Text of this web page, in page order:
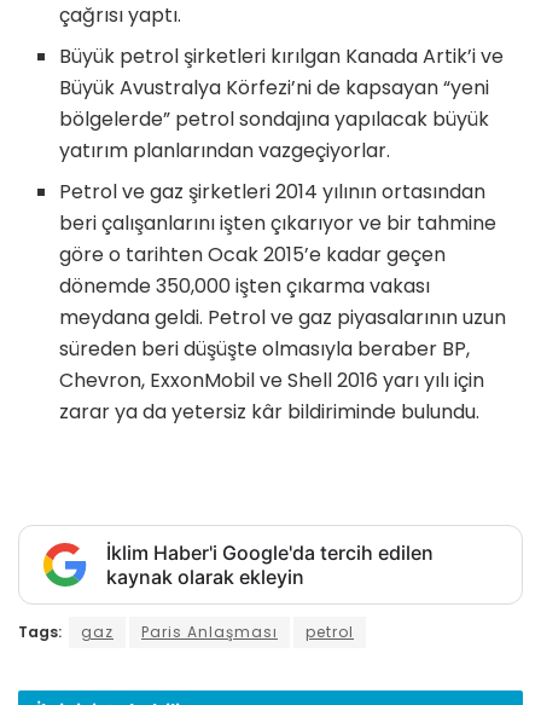
çağrısı yaptı.
Büyük petrol şirketleri kırılgan Kanada Artik’i ve
Büyük Avustralya Körfezi’ni de kapsayan “yeni
bölgelerde” petrol sondajına yapılacak büyük
yatırım planlarından vazgeçiyorlar.
Petrol ve gaz şirketleri 2014 yılının ortasından
beri çalışanlarını işten çıkarıyor ve bir tahmine
göre o tarihten Ocak 2015’e kadar geçen
dönemde 350,000 işten çıkarma vakası
meydana geldi. Petrol ve gaz piyasalarının uzun
süreden beri düşüşte olmasıyla beraber BP,
Chevron, ExxonMobil ve Shell 2016 yarı yılı için
zarar ya da yetersiz kâr bildiriminde bulundu.
İklim Haber'i Google'da tercih edilen
kaynak olarak ekleyin
Tags: gaz Paris Anlaşması petrol